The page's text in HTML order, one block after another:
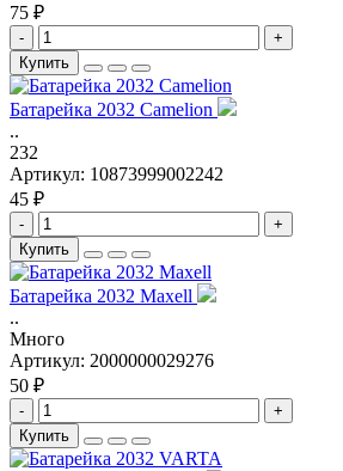
75 ₽
-
+
Купить
Батарейка 2032 Camelion
..
232
Артикул: 10873999002242
45 ₽
-
+
Купить
Батарейка 2032 Maxell
..
Много
Артикул: 2000000029276
50 ₽
-
+
Купить